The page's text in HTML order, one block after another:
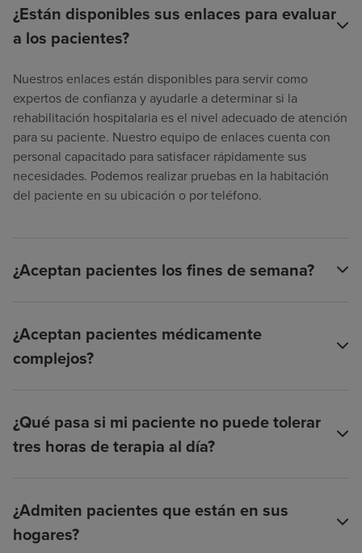
¿Están disponibles sus enlaces para evaluar
a los pacientes?
Nuestros enlaces están disponibles para servir como
expertos de confianza y ayudarle a determinar si la
rehabilitación hospitalaria es el nivel adecuado de atención
para su paciente. Nuestro equipo de enlaces cuenta con
personal capacitado para satisfacer rápidamente sus
necesidades. Podemos realizar pruebas en la habitación
del paciente en su ubicación o por teléfono.
¿Aceptan pacientes los fines de semana?
¿Aceptan pacientes médicamente
complejos?
¿Qué pasa si mi paciente no puede tolerar
tres horas de terapia al día?
¿Admiten pacientes que están en sus
hogares?